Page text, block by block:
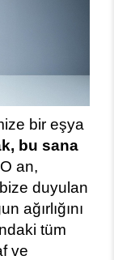
bir eşya
bu sana
an,
duyulan
ağırlığını
tüm
ve